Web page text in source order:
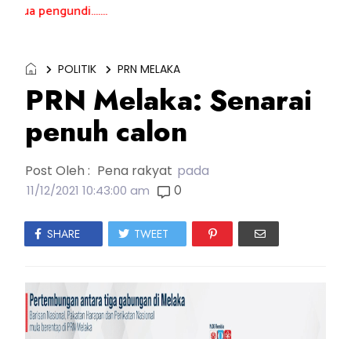
POLITIK PRN MELAKA
PRN Melaka: Senarai
penuh calon
Post Oleh : Pena rakyat pada
11/12/2021 10:43:00 am 0
SHARE TWEET